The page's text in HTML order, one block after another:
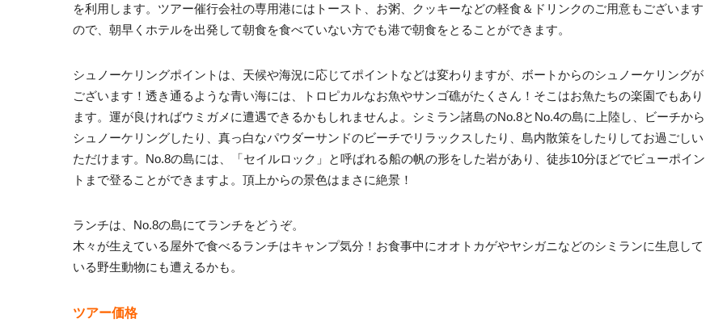
を利用します。ツアー催行会社の専用港にはトースト、お粥、クッキーなどの軽食＆ドリンクのご用意もございます
ので、朝早くホテルを出発して朝食を食べていない方でも港で朝食をとることができます。
シュノーケリングポイントは、天候や海況に応じてポイントなどは変わりますが、ボートからのシュノーケリングが
ございます！透き通るような青い海には、トロピカルなお魚やサンゴ礁がたくさん！そこはお魚たちの楽園でもあり
ます。運が良ければウミガメに遭遇できるかもしれませんよ。シミラン諸島のNo.8とNo.4の島に上陸し、ビーチから
シュノーケリングしたり、真っ白なパウダーサンドのビーチでリラックスしたり、島内散策をしたりしてお過ごしい
ただけます。No.8の島には、「セイルロック」と呼ばれる船の帆の形をした岩があり、徒歩10分ほどでビューポイン
トまで登ることができますよ。頂上からの景色はまさに絶景！
ランチは、No.8の島にてランチをどうぞ。
木々が生えている屋外で食べるランチはキャンプ気分！お食事中にオオトカゲやヤシガニなどのシミランに生息して
いる野生動物にも遭えるかも。
ツアー価格